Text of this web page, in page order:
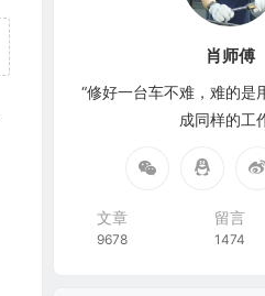
肖师傅
“修好一台车不难，难的是
成同样的工
文章
9678
留言
1474